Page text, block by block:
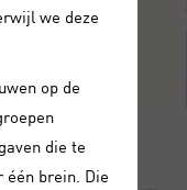
we deze
op de
die te
één brein. Die